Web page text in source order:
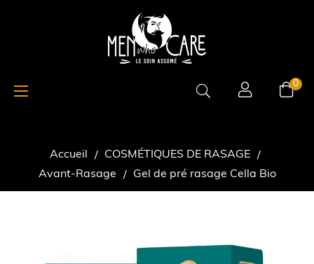
0
Basculer
la
☰
Accueil
COSMÉTIQUES DE RASAGE
Avant-Rasage
Gel de pré rasage Cella Bio